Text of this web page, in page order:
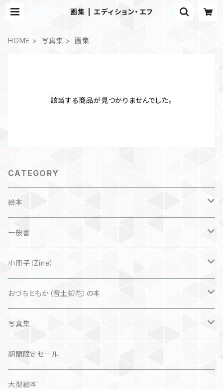
画集 | エディション・エフ
HOME 写真集 画集
該当する商品が見つかりませんでした。
CATEGORY
絵本
子ども
自然科学絵本
楽しいお話
大人にも
一般書
海外翻訳
文芸、小説
問題提起
国内
文芸、小説
詩歌
小冊子（Zine）
猫
おづちともか（音土知花）の本
ZINE
仏語対訳絵本
写真集
写真集
作品＋エッセイ
画集
期間限定セール
大型絵本